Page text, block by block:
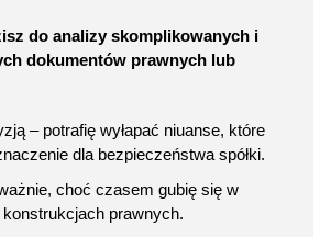
do analizy skomplikowanych i
dokumentów prawnych lub
– potrafię wyłapać niuanse, które
dla bezpieczeństwa spółki.
choć czasem gubię się w
konstrukcjach prawnych.